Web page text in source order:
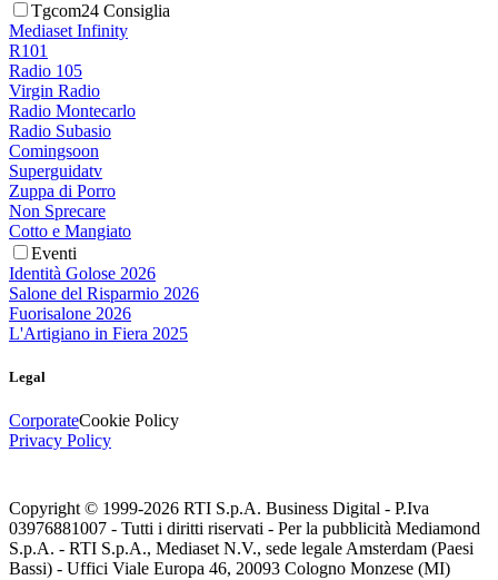
Tgcom24 Consiglia
Mediaset Infinity
R101
Radio 105
Virgin Radio
Radio Montecarlo
Radio Subasio
Comingsoon
Superguidatv
Zuppa di Porro
Non Sprecare
Cotto e Mangiato
Eventi
Identità Golose 2026
Salone del Risparmio 2026
Fuorisalone 2026
L'Artigiano in Fiera 2025
Legal
CorporateCookie Policy
Privacy Policy
Copyright © 1999-2026 RTI S.p.A. Business Digital - P.Iva
03976881007 - Tutti i diritti riservati - Per la pubblicità Mediamond
S.p.A. - RTI S.p.A., Mediaset N.V., sede legale Amsterdam (Paesi
Bassi) - Uffici Viale Europa 46, 20093 Cologno Monzese (MI)